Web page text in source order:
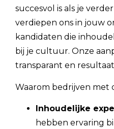
succesvol is als je
verdiepen ons in jouw
kandidaten die
bij je cultuur. Onze
transparant en
Waarom bedrijven met
Inhoudelijke
hebben ervaring